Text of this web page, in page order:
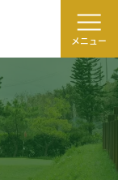
メニュー